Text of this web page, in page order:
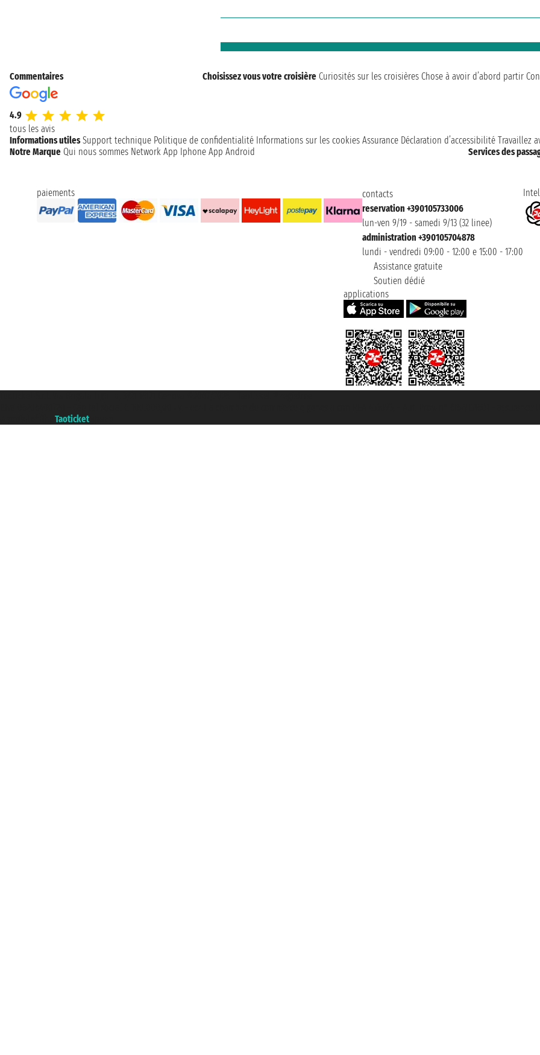
Commentaires
4.9
tous les avis
Choisissez vous votre croisière Curiosités sur les croisières Chose à avoir d’abord partir
Informations utiles Support technique Politique de confidentialité Informations sur les cookies Assurance Déclaration d’accessibilité Travaillez
Notre Marque Qui nous sommes Network App Iphone App Android Services des
paiements
contacts
reservation +390105733006
lun-ven 9/19 - samedi 9/13 (32 linee)
administration +390105704878
lundi - vendredi 09:00 - 12:00 e 15:00 - 17:00
Assistance gratuite
Soutien dédié
applications
Taoticket